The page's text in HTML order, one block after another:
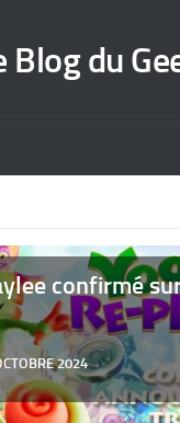
Blog du
confirmé
2024